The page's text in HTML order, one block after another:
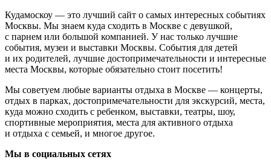
Кудамоскоу — это лучший сайт о самых интересных событиях
Москвы. Мы знаем куда сходить в Москве с девушкой,
с парнем или большой компанией. У нас только лучшие
события, музеи и выставки Москвы. События для детей
и их родителей, лучшие достопримечательности и интересные
места Москвы, которые обязательно стоит посетить!
Мы советуем любые варианты отдыха в Москве — концерты,
отдых в парках, достопримечательности для экскурсий, места,
куда можно сходить с ребенком, выставки, театры, шоу,
спортивные мероприятия, места для активного отдыха
и отдыха с семьей, и многое другое.
Мы в социальных сетях